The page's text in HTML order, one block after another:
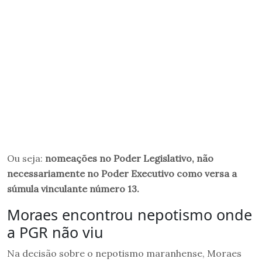
Ou seja: nomeações no Poder Legislativo, não
necessariamente no Poder Executivo como versa a
súmula vinculante número 13.
Moraes encontrou nepotismo onde
a PGR não viu
Na decisão sobre o nepotismo maranhense, Moraes